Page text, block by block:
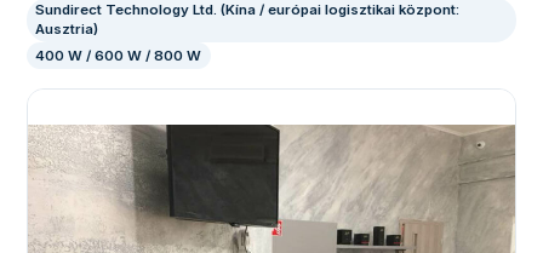
Sundirect Technology Ltd. (Kína / európai logisztikai központ:
Ausztria)
400 W / 600 W / 800 W